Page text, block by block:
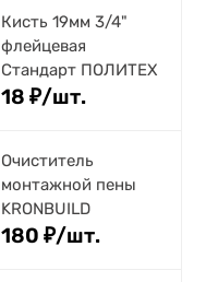
Кисть 19мм 3/4"
флейцевая
Стандарт ПОЛИТЕХ
18 ₽/шт.
Очиститель
монтажной пены
KRONBUILD
180 ₽/шт.